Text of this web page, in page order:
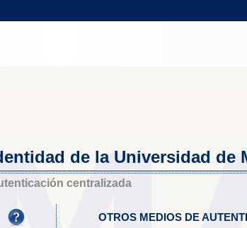
de la Universidad de
centralizada
OTROS MEDIOS DE